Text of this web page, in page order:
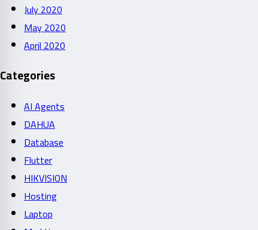
July 2020
May 2020
April 2020
Categories
AI Agents
DAHUA
Database
Flutter
HIKVISION
Hosting
Laptop